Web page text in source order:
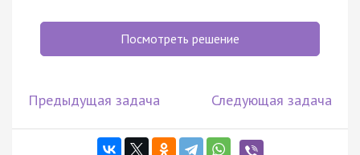
Посмотреть решение
Предыдущая задача Следующая задача